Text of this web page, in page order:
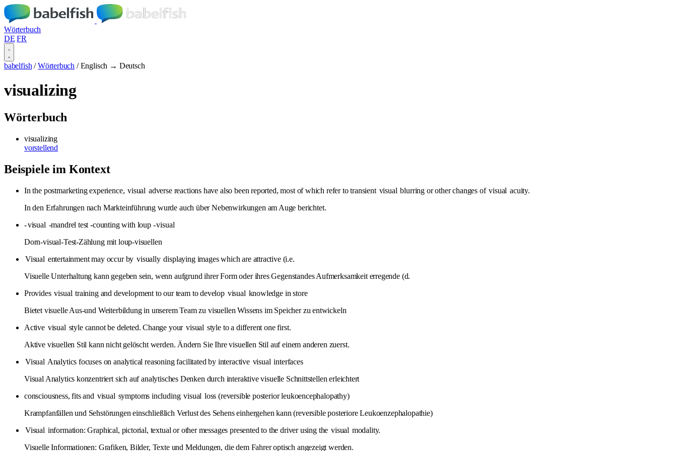
Wörterbuch
DE FR
babelfish / Wörterbuch / Englisch → Deutsch
visualizing
Wörterbuch
visualizing
vorstellend
Beispiele im Kontext
In the postmarketing experience, visual adverse reactions have also been reported, most of which refer to transient visual blurring or other changes of visual acuity.
In den Erfahrungen nach Markteinführung wurde auch über Nebenwirkungen am Auge berichtet.
-visual -mandrel test -counting with loup -visual
Dorn-visual-Test-Zählung mit loup-visuellen
Visual entertainment may occur by visually displaying images which are attractive (i.e.
Visuelle Unterhaltung kann gegeben sein, wenn aufgrund ihrer Form oder ihres Gegenstandes Aufmerksamkeit erregende (d.
Provides visual training and development to our team to develop visual knowledge in store
Bietet visuelle Aus-und Weiterbildung in unserem Team zu visuellen Wissens im Speicher zu entwickeln
Active visual style cannot be deleted. Change your visual style to a different one first.
Aktive visuellen Stil kann nicht gelöscht werden. Ändern Sie Ihre visuellen Stil auf einem anderen zuerst.
Visual Analytics focuses on analytical reasoning facilitated by interactive visual interfaces
Visual Analytics konzentriert sich auf analytisches Denken durch interaktive visuelle Schnittstellen erleichtert
consciousness, fits and visual symptoms including visual loss (reversible posterior leukoencephalopathy)
Krampfanfällen und Sehstörungen einschließlich Verlust des Sehens einhergehen kann (reversible posteriore Leukoenzephalopathie)
Visual information: Graphical, pictorial, textual or other messages presented to the driver using the visual modality.
Visuelle Informationen: Grafiken, Bilder, Texte und Meldungen, die dem Fahrer optisch angezeigt werden.